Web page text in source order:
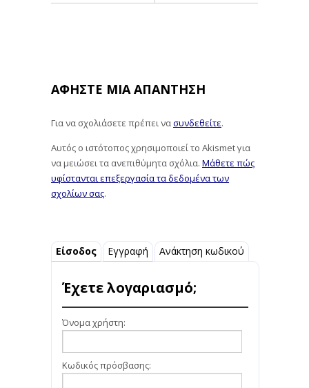
ΑΦΉΣΤΕ ΜΙΑ ΑΠΆΝΤΗΣΗ
Για να σχολιάσετε πρέπει νασυνδεθείτε.
Αυτός ο ιστότοπος χρησιμοποιεί το Akismet για
να μειώσει τα ανεπιθύμητα σχόλια. Μάθετε πώς
υφίστανται επεξεργασία τα δεδομένα των
σχολίων σας.
Είσοδος Εγγραφή Ανάκτηση κωδικού
Έχετε λογαριασμό;
Όνομα χρήστη:
Κωδικός πρόσβασης: